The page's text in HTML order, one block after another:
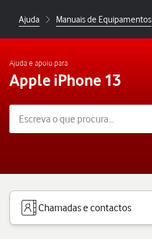
Ajuda Manuais de Equipamentos
Ajuda e apoio para
Apple iPhone 13
Chamadas e contactos